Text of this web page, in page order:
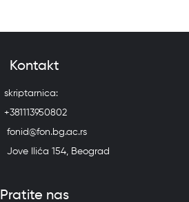
Kontakt
skriptarnica:
+381113950802
fonid@fon.bg.ac.rs
Jove Ilića 154, Beograd
Pratite nas